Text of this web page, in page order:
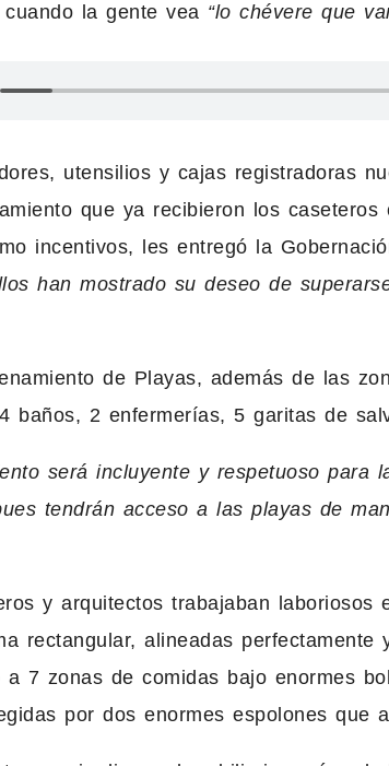
la gente vea “lo chévere que
utensilios y cajas registradoras
que ya recibieron los
incentivos, les entregó la
han mostrado su deseo de
de Playas, además de las
baños, 2 enfermerías, 5 garitas de
será incluyente y respetuoso para
tendrán acceso a las playas de
y arquitectos trabajaban laboriosos
rectangular, alineadas perfectamente
a 7 zonas de comidas bajo enormes
por dos enormes espolones que